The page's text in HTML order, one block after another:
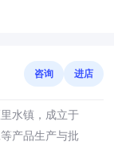
咨询 进店
水镇，成立于
产品生产与批